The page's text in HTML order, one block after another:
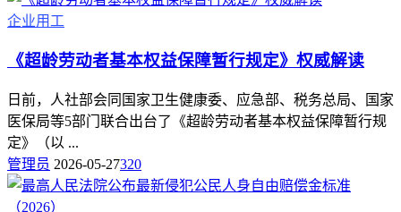
企业用工
《超龄劳动者基本权益保障暂行规定》权威解读
日前，人社部会同国家卫生健康委、应急部、税务总局、国家
医保局等5部门联合出台了《超龄劳动者基本权益保障暂行规
定》（以 ...
管理员 2026-05-27320